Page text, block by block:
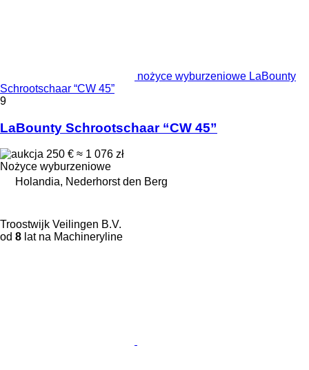
nożyce wyburzeniowe LaBounty
Schrootschaar “CW 45”
9
LaBounty Schrootschaar “CW 45”
250 € ≈ 1 076 zł
Nożyce wyburzeniowe
Holandia, Nederhorst den Berg
Troostwijk Veilingen B.V.
od 8 lat na Machineryline